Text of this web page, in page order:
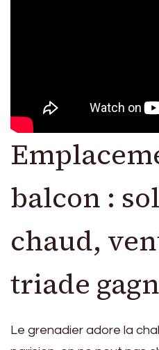
balcon :
chaud,
triade
Le grenadier adore la